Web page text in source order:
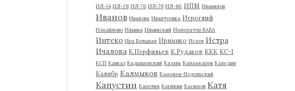
ИЛ-14 ИЛ-28 ИЛ-76 ИЛ-78 ИЛ-80 ИПМ Иванилов
Иванов Иванова Ивантеевка Иероглиф
Измайлово Ильина Ильинский Император ВАВА
Интеко Ира Большая Иримико Исаев Истра
Ичалова К.Перфильев К.Рудаков ККК КС-1
КСП Кавказ Кадышевский Казань Каламкаров Каледин
Калибр Калмыков Каменец-Подольский
Капустин Карелия Карякин Касимов Катя